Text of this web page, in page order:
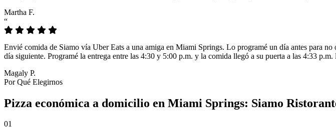
Martha F.
“
Envié comida de Siamo vía Uber Eats a una amiga en Miami Springs. Lo programé un día antes para
día siguiente. Programé la entrega entre las 4:30 y 5:00 p.m. y la comida llegó a su puerta a las 4:33
Magaly P.
Por Qué Elegirnos
Pizza económica a domicilio en Miami Springs: Siamo
01